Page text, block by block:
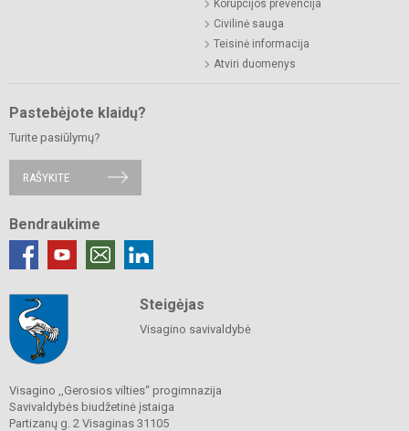
Korupcijos prevencija
Civilinė sauga
Teisinė informacija
Atviri duomenys
Pastebėjote klaidų?
Turite pasiūlymų?
RAŠYKITE
Bendraukime
Steigėjas
Visagino savivaldybė
Visagino ,,Gerosios vilties“ progimnazija
Savivaldybės biudžetinė įstaiga
Partizanų g. 2 Visaginas 31105